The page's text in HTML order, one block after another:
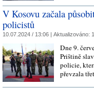
V Kosovu začala
policistů
10.07.2024 / 13:06 | Aktualizováno:
Dne 9.
Prištině
policie,
převzala